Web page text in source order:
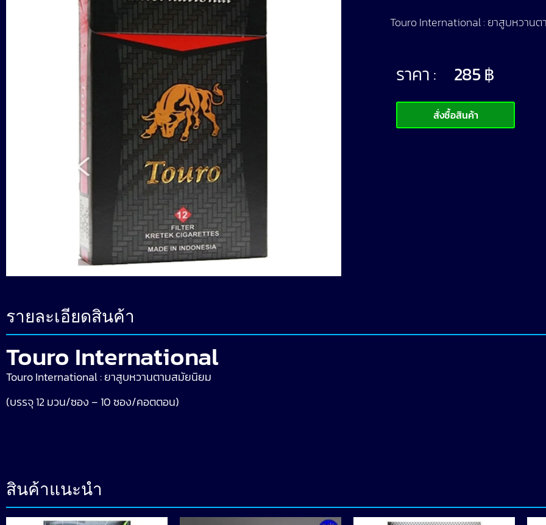
Touro International : ยาสูบหวาน
ราคา : 285฿
สั่งซื้อสินค้า
รายละเอียดสินค้า
Touro International
Touro International : ยาสูบหวานตามสมัยนิยม
(บรรจุ 12 มวน/ซอง – 10 ซอง/คอตตอน)
สินค้าแนะนำ